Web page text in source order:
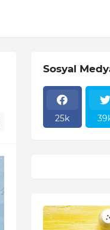
Sosyal
25k